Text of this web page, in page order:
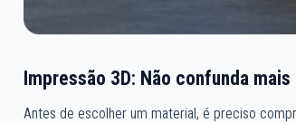
Impressão 3D: Não confunda mais
Antes de escolher um material, é preciso